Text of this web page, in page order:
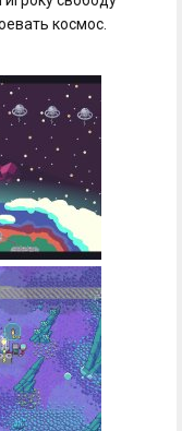
космос.